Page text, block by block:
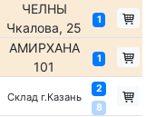
ЧЕЛНЫ
Чкалова, 25
1
АМИРХАНА
101
1
Склад г.Казань
2
8